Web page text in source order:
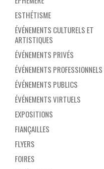
ESTHÉTISME
ÉVÉNEMENTS CULTURELS ET
ARTISTIQUES
ÉVÉNEMENTS PRIVÉS
ÉVÉNEMENTS PROFESSIONNELS
ÉVÉNEMENTS PUBLICS
ÉVÉNEMENTS VIRTUELS
EXPOSITIONS
FIANÇAILLES
FLYERS
FOIRES